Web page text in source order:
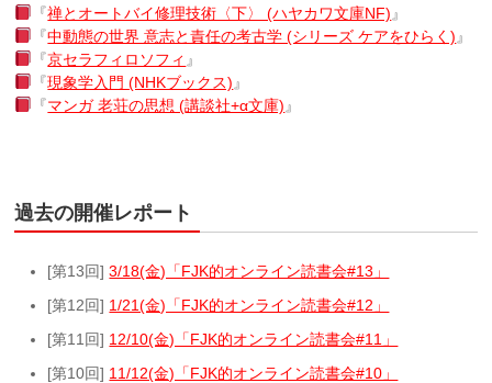
『禅とオートバイ修理技術〈下〉 (ハヤカワ文庫NF) 』
『中動態の世界 意志と責任の考古学 (シリーズ ケアをひらく) 』
『京セラフィロソフィ 』
『現象学入門 (NHKブックス) 』
『マンガ 老荘の思想 (講談社+α文庫) 』
過去の開催レポート
[第13回]3/18(金)「FJK的オンライン読書会#13」
[第12回] 1/21(金)「FJK的オンライン読書会#12」
[第11回] 12/10(金)「FJK的オンライン読書会#11」
[第10回] 11/12(金)「FJK的オンライン読書会#10」